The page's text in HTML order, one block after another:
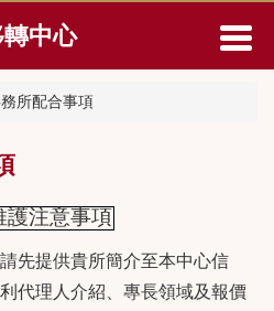
中心
所配合事項
護注意事項
先提供貴所簡介至本中心信
代理人介紹、專長領域及報價